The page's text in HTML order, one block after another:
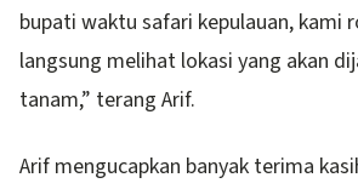
bupati waktu safari kepulauan, kami
langsung melihat lokasi yang akan
tanam,” terang Arif.
Arif mengucapkan banyak terima